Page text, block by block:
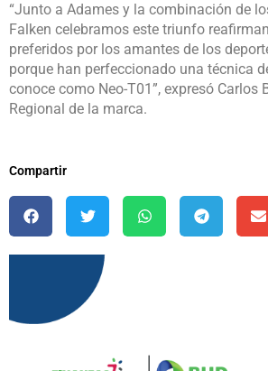
“Junto a Adames y la combinación de
Falken celebramos este triunfo
preferidos por los amantes de los
porque han perfeccionado una técnica
conoce como Neo-T01”, expresó Carlos
Regional de la marca.
Compartir